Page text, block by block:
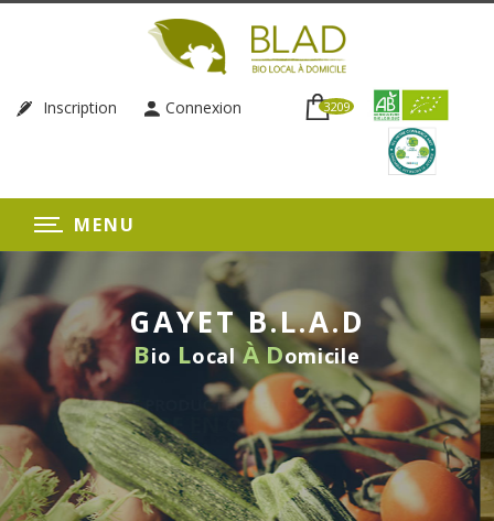
Inscription Connexion 3209
MENU
GAYET B.L.A.D
Bio Local ÀDomicile
LIVRAISON
SANS